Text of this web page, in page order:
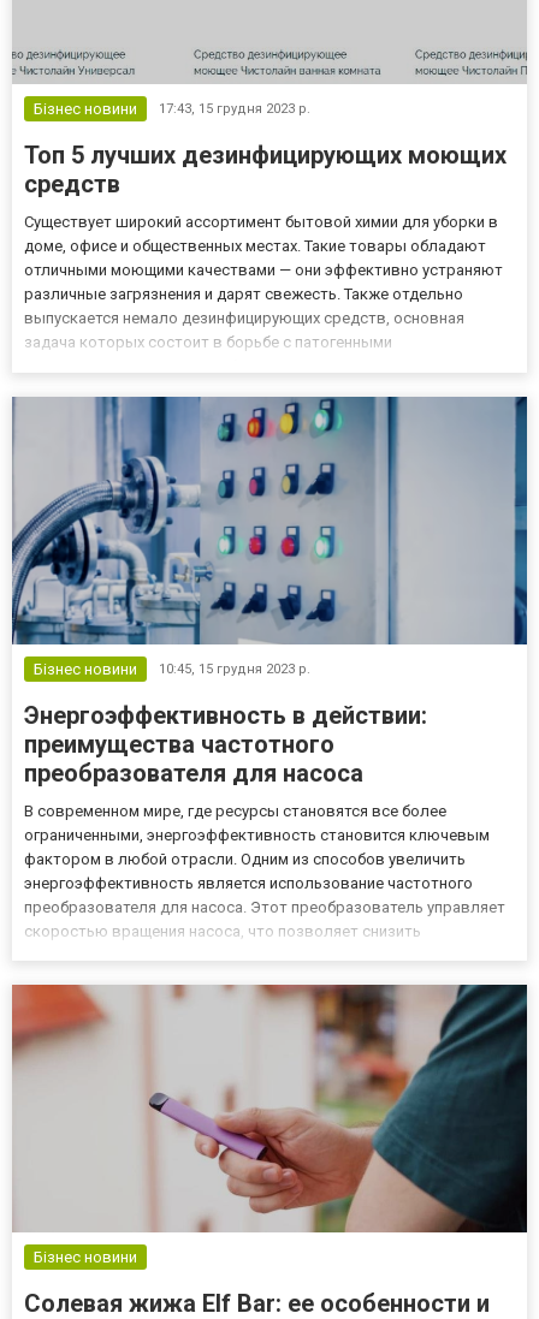
Бізнес новини 17:43, 15 грудня 2023 р.
Топ 5 лучших дезинфицирующих моющих
средств
Существует широкий ассортимент бытовой химии для уборки в
доме, офисе и общественных местах. Такие товары обладают
отличными моющими качествами — они эффективно устраняют
различные загрязнения и дарят свежесть. Также отдельно
выпускается немало дезинфицирующих средств, основная
задача которых состоит в борьбе с патогенными
специальные моющие и дезинфиц...
Бізнес новини 10:45, 15 грудня 2023 р.
Энергоэффективность в действии:
преимущества частотного
преобразователя для насоса
В современном мире, где ресурсы становятся все более
ограниченными, энергоэффективность становится ключевым
фактором в любой отрасли. Одним из способов увеличить
энергоэффективность является использование частотного
преобразователя для насоса. Этот преобразователь управляет
скоростью вращения насоса, что позволяет снизить
представляет собой устройств...
Бізнес новини
Солевая жижа Elf Bar: ее особенности и